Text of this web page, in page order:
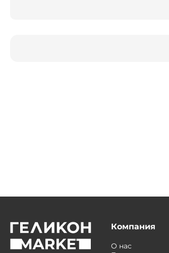
Компания
О нас